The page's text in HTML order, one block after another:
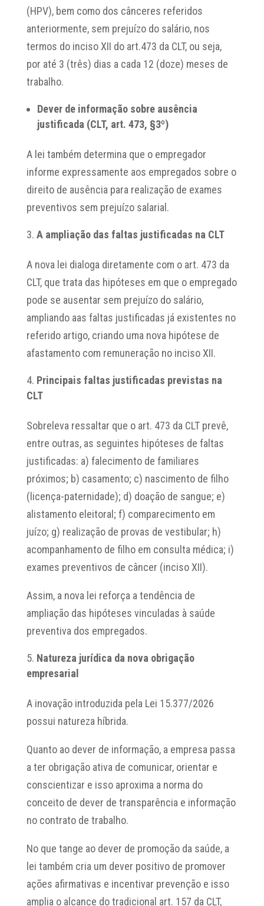
(HPV), bem como dos cânceres referidos
anteriormente, sem prejuízo do salário, nos
termos do inciso XII do art.473 da CLT, ou seja,
por até 3 (três) dias a cada 12 (doze) meses de
trabalho.
Dever de informação sobre ausência
justificada (CLT, art. 473, §3º)
A lei também determina que o empregador
informe expressamente aos empregados sobre o
direito de ausência para realização de exames
preventivos sem prejuízo salarial.
A ampliação das faltas justificadas na CLT
A nova lei dialoga diretamente com o art. 473 da
CLT, que trata das hipóteses em que o empregado
pode se ausentar sem prejuízo do salário,
ampliando aas faltas justificadas já existentes no
referido artigo, criando uma nova hipótese de
afastamento com remuneração no inciso XII.
Principais faltas justificadas previstas na
CLT
Sobreleva ressaltar que o art. 473 da CLT prevê,
entre outras, as seguintes hipóteses de faltas
justificadas: a) falecimento de familiares
próximos; b) casamento; c) nascimento de filho
(licença-paternidade); d) doação de sangue; e)
alistamento eleitoral; f) comparecimento em
juízo; g) realização de provas de vestibular; h)
acompanhamento de filho em consulta médica; i)
exames preventivos de câncer (inciso XII).
Assim, a nova lei reforça a tendência de
ampliação das hipóteses vinculadas à saúde
preventiva dos empregados.
Natureza jurídica da nova obrigação
empresarial
A inovação introduzida pela Lei 15.377/2026
possui natureza híbrida.
Quanto ao dever de informação, a empresa passa
a ter obrigação ativa de comunicar, orientar e
conscientizar e isso aproxima a norma do
conceito de dever de transparência e informação
no contrato de trabalho.
No que tange ao dever de promoção da saúde, a
lei também cria um dever positivo de promover
ações afirmativas e incentivar prevenção e isso
amplia o alcance do tradicional art. 157 da CLT,